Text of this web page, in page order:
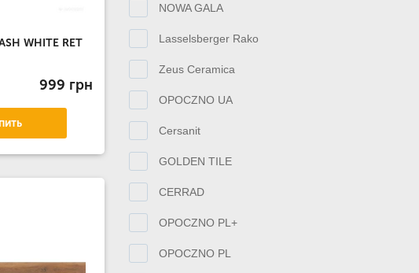
WHITE RET
999 грн
NOWA GALA
Lasselsberger Rako
Zeus Ceramica
OPOCZNO UA
Cersanit
GOLDEN TILE
CERRAD
OPOCZNO PL+
OPOCZNO PL